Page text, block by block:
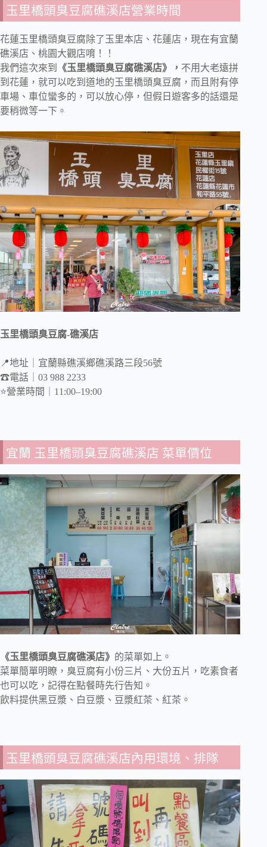
玉里橋頭臭豆腐礁溪店營業時間
花蓮玉里橋頭臭豆腐除了玉里本店、花蓮店，現在有宜蘭
礁溪店、桃園大觀店唷！！
我們這次來到
《玉里橋頭臭豆腐礁溪店》， 不用大老遠拼
到花蓮，就可以吃到道地的玉里橋頭臭豆腐，而且附有停
車場、車位蠻多的，可以放心停，但假日遊客多的話還是
要稍微等一下。
玉里橋頭臭豆腐-礁溪店
📍地址｜宜蘭縣礁溪鄉礁溪路三段56號
☎電話｜03 988 2233
⭐️營業時間｜11:00–19:00
宜蘭 玉里橋頭臭豆腐礁溪店 菜單價位
《玉里橋頭臭豆腐礁溪店》 的菜單如上。
菜單簡單明瞭，臭豆腐有小份三片、大份五片，吃素食者
也可以吃，記得在點餐時先行告知。
飲料提供黑豆漿、白豆漿、豆漿紅茶、紅茶。
玉里橋頭臭豆腐礁溪店內用環境、排隊